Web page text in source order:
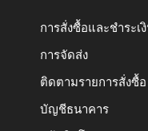
การสั่งซื้อและชำระเ
การจัดส่ง
ติดตามรายการสั่งซื้อ
บัญชีธนาคาร